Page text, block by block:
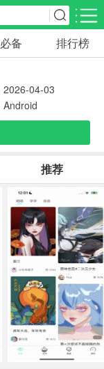
游戏分类
教育学习
180款应用
摄影美化
216款应用
移动办公
184款应用
媒体影音
604款应用
ai工具
338款应用
必备 排行榜
2026-04-03
Android
推荐